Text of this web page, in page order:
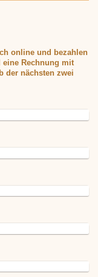
online und bezahlen
der nächsten zwei